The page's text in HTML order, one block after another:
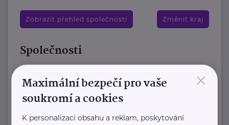
Zobrazit přehled společností Změnit kraj
Společnosti
Veliký Brázdim 9 Mratín
Zařízení „Brázdimský statek“ nabízí
luxusní ubytování aktivním seniorům
×
Maximální bezpečí pro vaše
soukromí a cookies
K personalizaci obsahu a reklam, poskytování